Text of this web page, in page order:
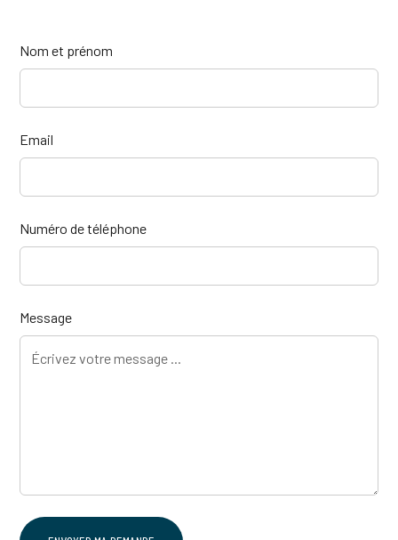
Nom et prénom
Email
Numéro de téléphone
Message